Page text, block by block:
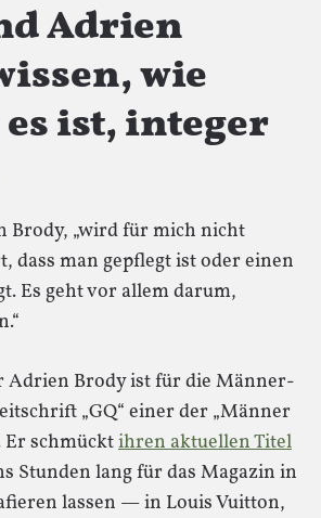
Adrien
wie
ist, integer
Brody, „wird für mich nicht
dass man gepflegt ist oder einen
Es geht vor allem darum,
Adrien Brody ist für die Männer-
„GQ“ einer der „Männer
Er schmücktihren aktuellen Titel
Stunden lang für das Magazin in
lassen — in Louis Vuitton,